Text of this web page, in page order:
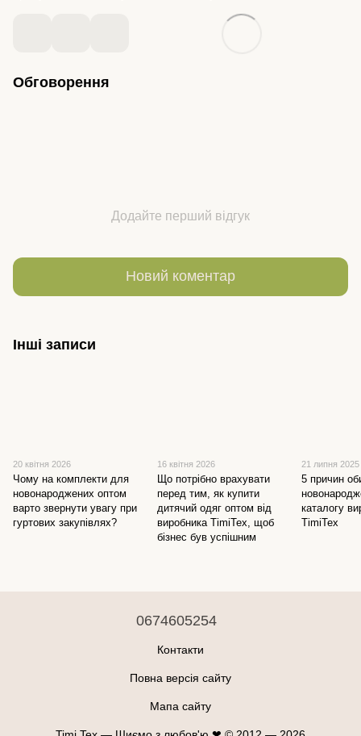
Обговорення
Додайте перший відгук
Новий коментар
Інші записи
20 квітня 2026
Чому на комплекти для
новонароджених оптом
варто звернути увагу при
гуртових закупівлях?
16 квітня 2026
Що потрібно врахувати
перед тим, як купити
дитячий одяг оптом від
виробника TimiTex, щоб
бізнес був успішним
21 липня 2025
5 причин
каталогу
TimiTex
0674605254
Контакти
Повна версія сайту
Мапа сайту